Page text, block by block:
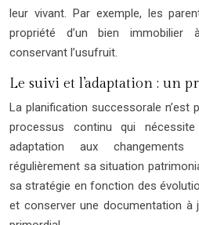
leur vivant. Par exemple, les
propriété d’un bien
conservant l’usufruit.
Le suivi et l’adaptation : un
La planification successorale n’est
processus continu qui
adaptation aux changements
régulièrement sa situation
sa stratégie en fonction des
et conserver une documentation